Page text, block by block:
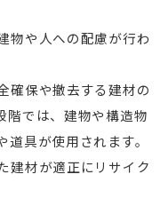
物や人への配慮が行わ
確保や撤去する建材の
階では、建物や構造物
具が使用されます。
建材が適正にリサイク